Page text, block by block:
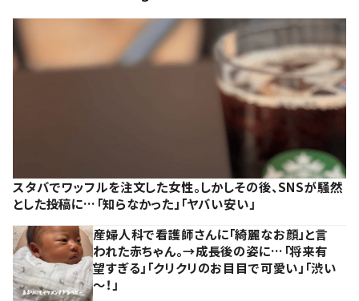
スタバでワッフルを注文した女性。しかしその後、SNSが騒然
とした投稿に…「知らなかった」「ヤバい安い」
産婦人科で看護師さんに「綺麗なお顔」と言
われた赤ちゃん。→成長後の姿に…「将来有
望すぎる」「クリクリのお目目で可愛い」「渋い
～！」